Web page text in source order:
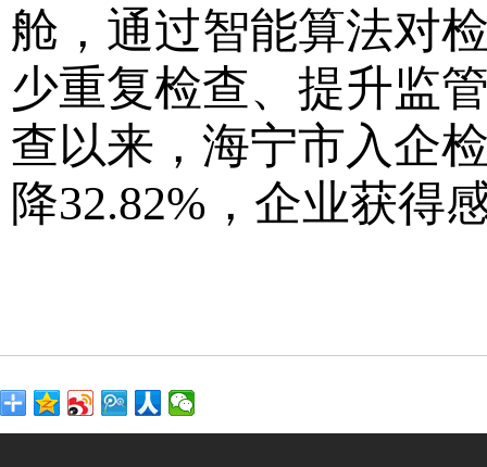
舱，通过智能算法对
少重复检查、提升监
查以来，海宁市入企
降32.82%，企业获得